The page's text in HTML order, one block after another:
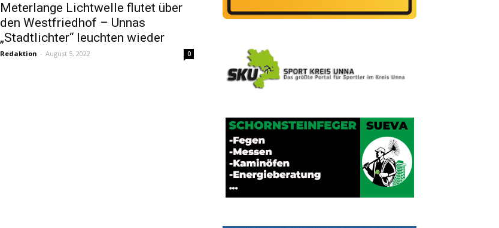
Meterlange Lichtwelle flutet über
den Westfriedhof – Unnas
„Stadtlichter“ leuchten wieder
Redaktion - August 5, 2022 0